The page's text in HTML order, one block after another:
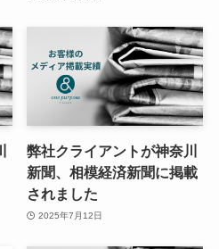
弊社クライアントが神奈川
新聞、相模経済新聞に掲載
されました
2025年7月12日